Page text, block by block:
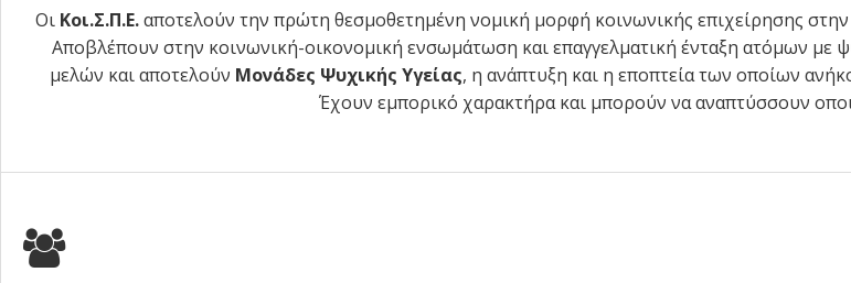
Οι Κοι.Σ.Π.Ε.αποτελούν την πρώτη θεσμοθετημένη νομική μορφή κοινωνικής επιχείρησης
Αποβλέπουν στην κοινωνική-οικονομική ενσωμάτωση και επαγγελματική ένταξη ατόμων με
μελών και αποτελούν Μονάδες Ψυχικής Υγείας, η ανάπτυξη και η εποπτεία των οποίων
Έχουν εμπορικό χαρακτήρα και μπορούν να αναπτύσσουν